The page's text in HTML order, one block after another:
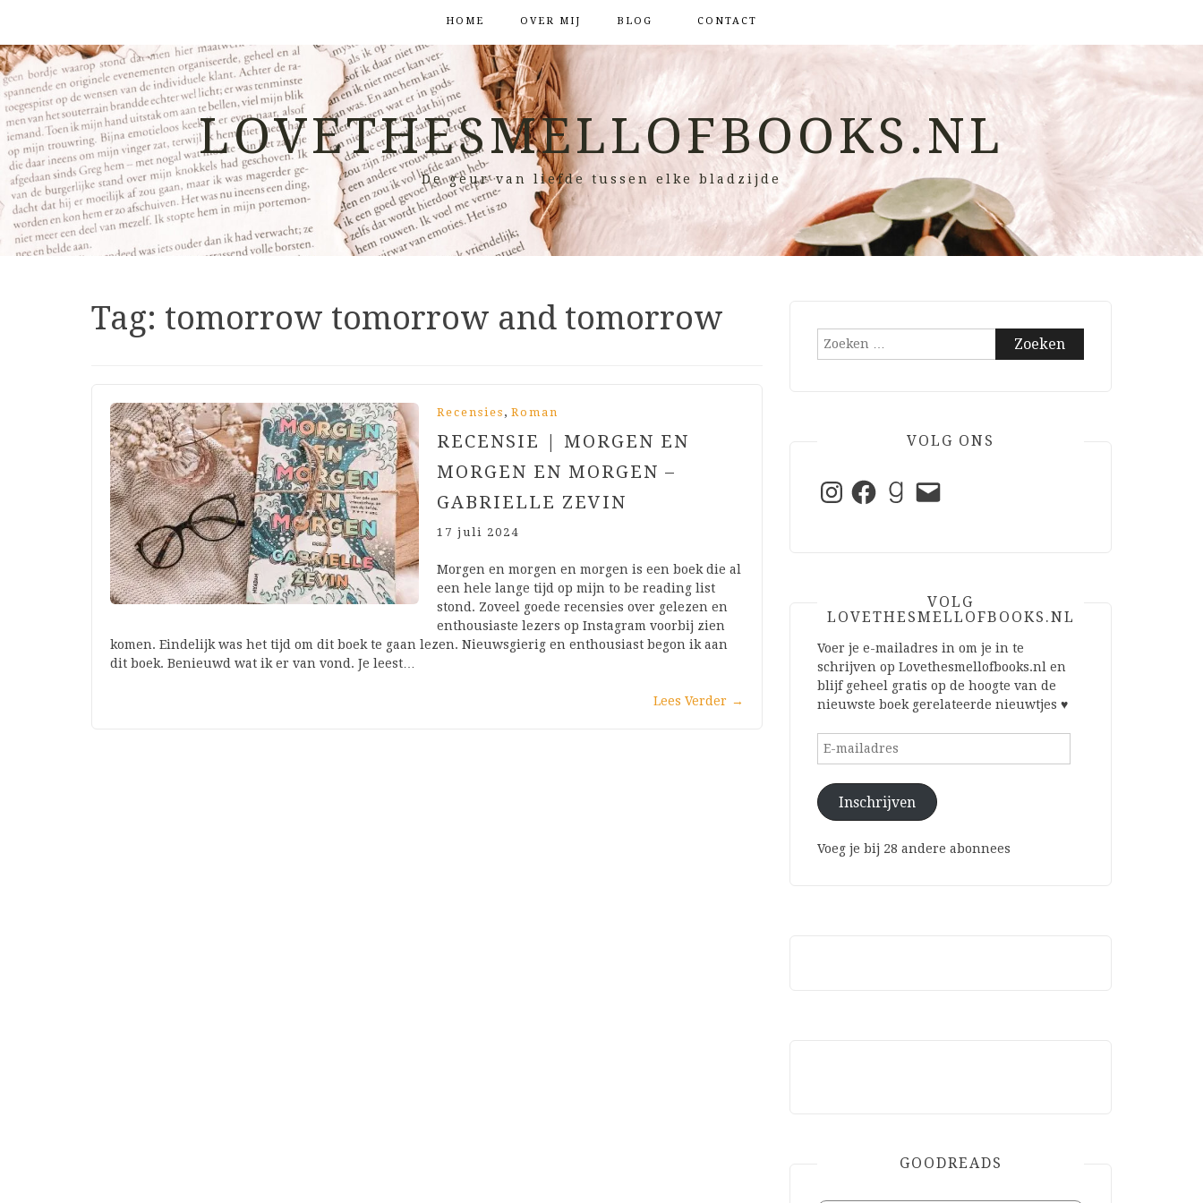
HOME OVER MIJ BLOG CONTACT
LOVETHESMELLOFBOOKS.NL
De geur van liefde tussen elke bladzijde
Tag: tomorrow tomorrow and tomorrow
Recensies , Roman
RECENSIE | MORGEN EN
MORGEN EN MORGEN –
GABRIELLE ZEVIN
17 juli 2024
Morgen en morgen en morgen is een boek die al
een hele lange tijd op mijn to be reading list
stond. Zoveel goede recensies over gelezen en
enthousiaste lezers op Instagram voorbij zien
komen. Eindelijk was het tijd om dit boek te gaan lezen. Nieuwsgierig en enthousiast begon ik aan
dit boek. Benieuwd wat ik er van vond. Je leest…
Lees Verder →
Zoeken
VOLG ONS
InstagramFacebookGoodreads
E-
mail
VOLG
LOVETHESMELLOFBOOKS.NL
Voer je e-mailadres in om je in te
schrijven op Lovethesmellofbooks.nl en
blijf geheel gratis op de hoogte van de
nieuwste boek gerelateerde nieuwtjes ♥
E-
Inschrijven
Voeg je bij 28 andere abonnees
GOODREADS